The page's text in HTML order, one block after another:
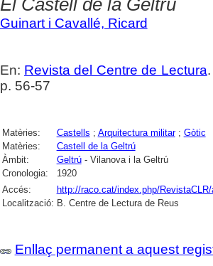
El Castell de la Geltrú
Guinart i Cavallé, Ricard
En: Revista del Centre de Lectura
p. 56-57
Matèries: Castells ; Arquitectura militar; Gòtic
Matèries:
Castell de la Geltrú
Àmbit:
Geltrú- Vilanova i la Geltrú
Cronologia:
1920
Accés:
http://raco.cat/index.php/
Localització: B. Centre de Lectura de Reus
Enllaç permanent a aquest